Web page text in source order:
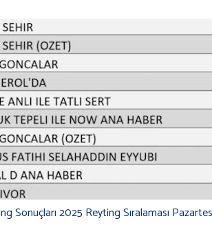
Sonuçları 2025 Reyting Sıralaması